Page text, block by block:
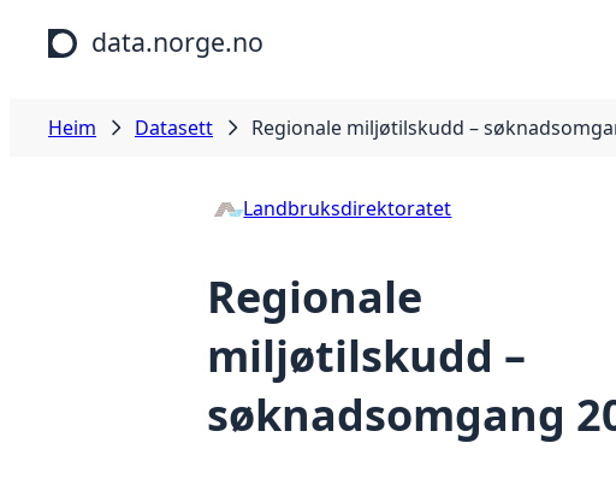
Hopp til hovudinnhald
data.norge.no
Heim Datasett Regionale miljøtilskudd –
Landbruksdirektoratet
Regionale
miljøtilskudd –
søknadsomgang